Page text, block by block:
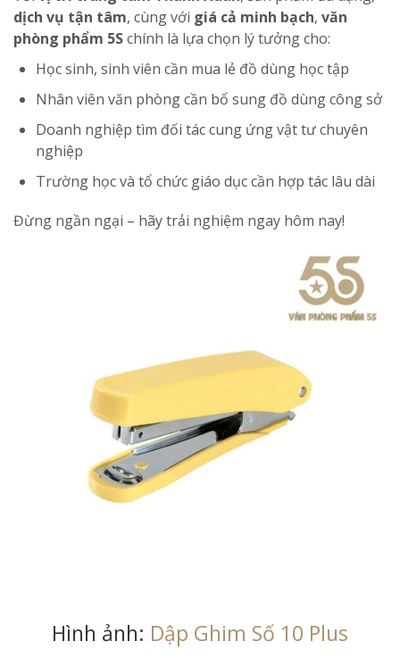
dịch vụ tận tâm, cùng với giá cả minh bạch, văn
phòng phẩm 5Schính là lựa chọn lý tưởng cho:
Học sinh, sinh viên cần mua lẻ đồ dùng học tập
Nhân viên văn phòng cần bổ sung đồ dùng công sở
Doanh nghiệp tìm đối tác cung ứng vật tư chuyên
nghiệp
Trường học và tổ chức giáo dục cần hợp tác lâu dài
Đừng ngần ngại – hãy trải nghiệm ngay hôm nay!
Hình ảnh: Dập Ghim Số 10 Plus